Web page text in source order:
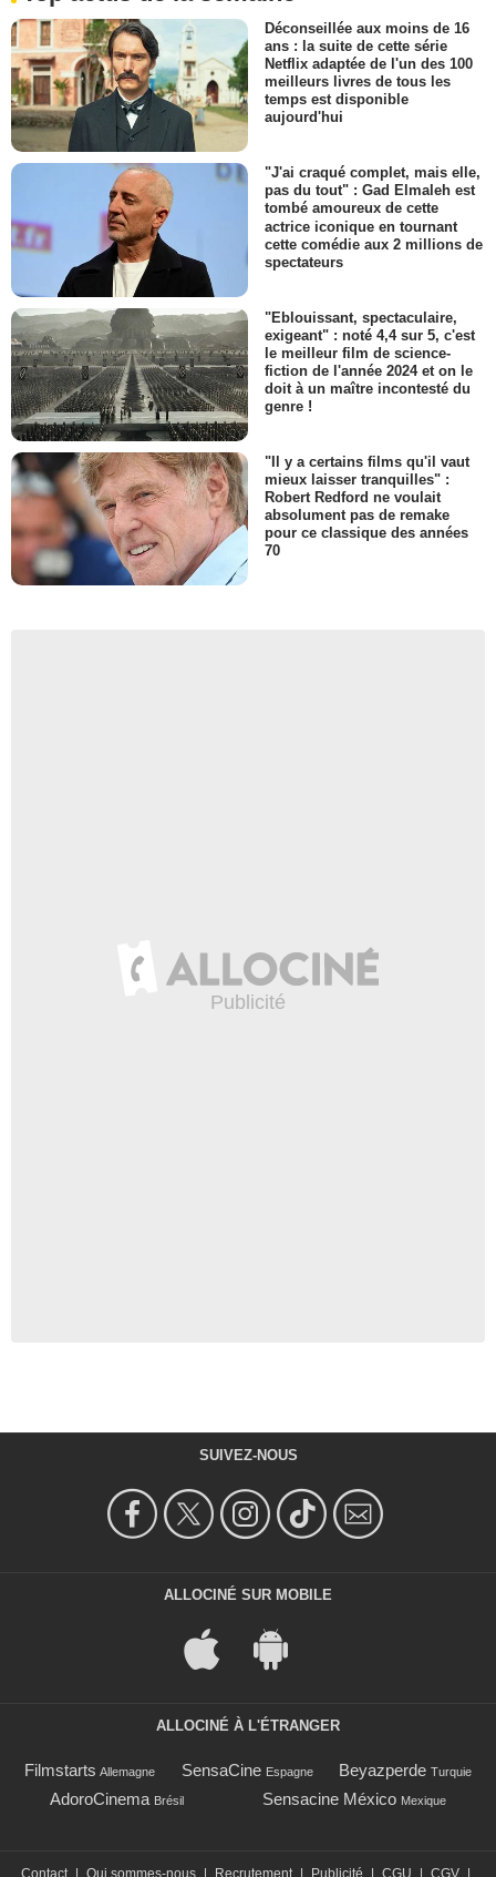
Déconseillée aux moins de 16
ans : la suite de cette série
Netflix adaptée de l'un des 100
meilleurs livres de tous les
temps est disponible
aujourd'hui
"J'ai craqué complet, mais elle,
pas du tout" : Gad Elmaleh est
tombé amoureux de cette
actrice iconique en tournant
cette comédie aux 2 millions de
spectateurs
"Eblouissant, spectaculaire,
exigeant" : noté 4,4 sur 5, c'est
le meilleur film de science-
fiction de l'année 2024 et on le
doit à un maître incontesté du
genre !
"Il y a certains films qu'il vaut
mieux laisser tranquilles" :
Robert Redford ne voulait
absolument pas de remake
pour ce classique des années
70
SUIVEZ-NOUS
ALLOCINÉ SUR MOBILE
ALLOCINÉ À L'ÉTRANGER
Filmstarts Allemagne SensaCine Espagne Beyazperde Turquie
AdoroCinema Brésil Sensacine México Mexique